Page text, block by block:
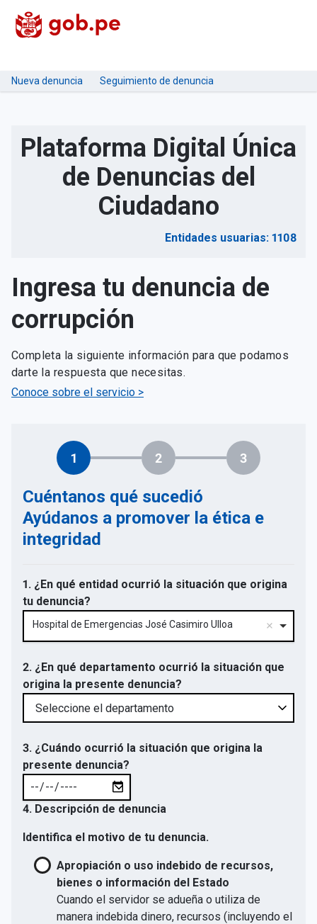
Nueva denuncia Seguimiento de denuncia
Plataforma Digital Única
de Denuncias del
Ciudadano
Entidades usuarias: 1108
Ingresa tu denuncia de
corrupción
Completa la siguiente información para que podamos
darte la respuesta que necesitas.
Conoce sobre el servicio >
1 2 3
Cuéntanos qué sucedió
Ayúdanos a promover la ética e
integridad
1. ¿En qué entidad ocurrió la situación que origina
tu denuncia?
Hospital de Emergencias José Casimiro Ulloa
2. ¿En qué departamento ocurrió la situación que
origina la presente denuncia?
3. ¿Cuándo ocurrió la situación que origina la
presente denuncia?
4. Descripción de denuncia
Identifica el motivo de tu denuncia.
Apropiación o uso indebido de recursos,
bienes o información del Estado
Cuando el servidor se adueña o utiliza de
manera indebida dinero, recursos (incluyendo el